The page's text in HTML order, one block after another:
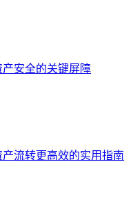
安全的关键屏障
流转更高效的实用指南